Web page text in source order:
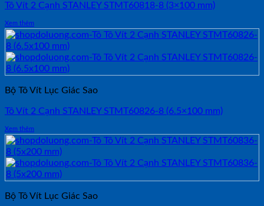
Tô Vít 2 Cạnh STANLEY STMT60818-8 (3×100 mm)
Xem thêm
Bộ Tô Vít Lục Giác Sao
Tô Vít 2 Cạnh STANLEY STMT60826-8 (6.5×100 mm)
Xem thêm
Bộ Tô Vít Lục Giác Sao